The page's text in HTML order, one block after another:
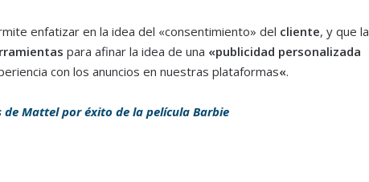
enfatizar en la idea del «consentimiento» del cliente, y que la
para afinar la idea de una «publicidad personalizada
con los anuncios en nuestras plataformas«.
Mattel por éxito de la película Barbie